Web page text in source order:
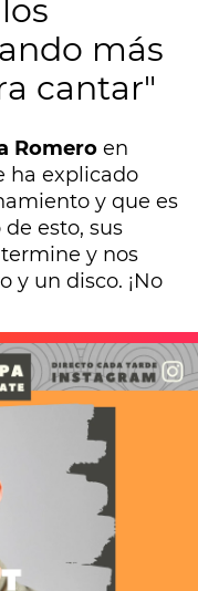
más
cantar"
Romero en
ha explicado
y que es
esto, sus
y nos
y un disco. ¡No